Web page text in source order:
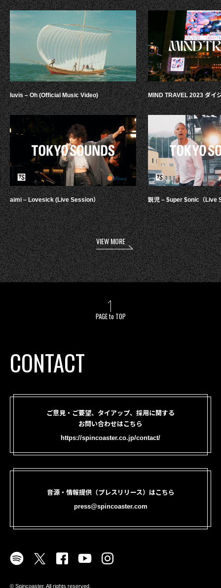
luvis – Oh (Official Music Video)
aimi – Lovesick (Live Session）
MIND TRAVEL 2023 ダイ
鋭児 – $uper $onic（Live
VIEW MORE
PAGE to TOP
CONTACT
ご意見・ご要望、タイアップ、採用に関する
お問い合わせはこちら
https://spincoaster.co.jp/contact/
音源・情報提供（プレスリリース）はこちら
press@spincoaster.com
©︎ Spincoaster. All rights reserved.